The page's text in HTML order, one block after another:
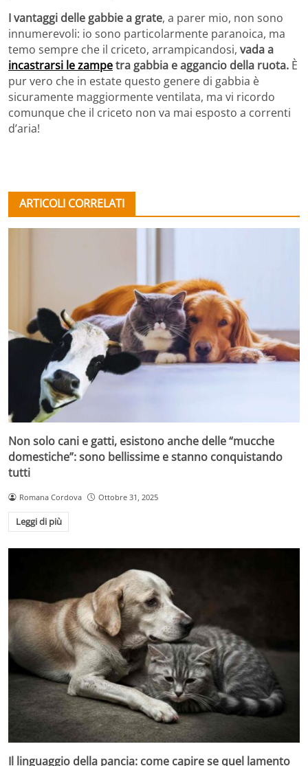
I vantaggi delle gabbie a grate, a parer mio, non sono
innumerevoli: io sono particolarmente paranoica, ma
temo sempre che il criceto, arrampicandosi, vada a
incastrarsi le zampetra gabbia e aggancio della ruota. È
pur vero che in estate questo genere di gabbia è
sicuramente maggiormente ventilata, ma vi ricordo
comunque che il criceto non va mai esposto a correnti
d’aria!
ARTICOLI CORRELATI
Non solo cani e gatti, esistono anche delle “mucche
domestiche”: sono bellissime e stanno conquistando
tutti
Romana Cordova Ottobre 31, 2025
Leggi di più
Il linguaggio della pancia: come capire se quel lamento